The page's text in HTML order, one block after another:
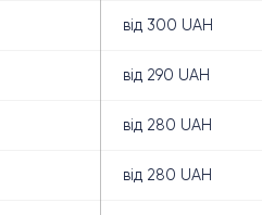
від 300 UAH
від 290 UAH
від 280 UAH
від 280 UAH